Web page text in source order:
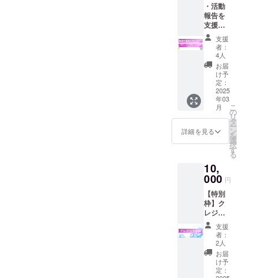
・活動
報告を
支援者
限定で
公開 ・
動画の
最後に
クレ
ジット
(※公序
良俗に
反する
名前は
不可) ・
【限
定】お
メッ
セージ
(前半の
み) ※掲
載を希
望され
るお名
前を備
考欄に
ご入力
くださ
支援
者：
4人
お届
け予
定：
2025
年03
月
詳細を見る
こ
の
リ
タ
ー
ン
を
選
択
す
る
10,
000 円
【特別
枠】ク
レジッ
トのみB
・活動
報告を
支援者
限定で
公開 ご
支援
者：
2人
お届
け予
定：